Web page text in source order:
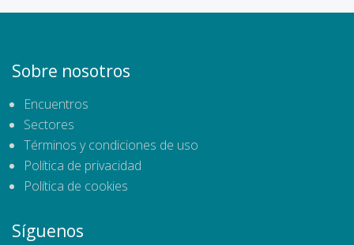
Sobre nosotros
Encuentros
Sectores
Términos y condiciones de uso
Política de privacidad
Política de cookies
Síguenos